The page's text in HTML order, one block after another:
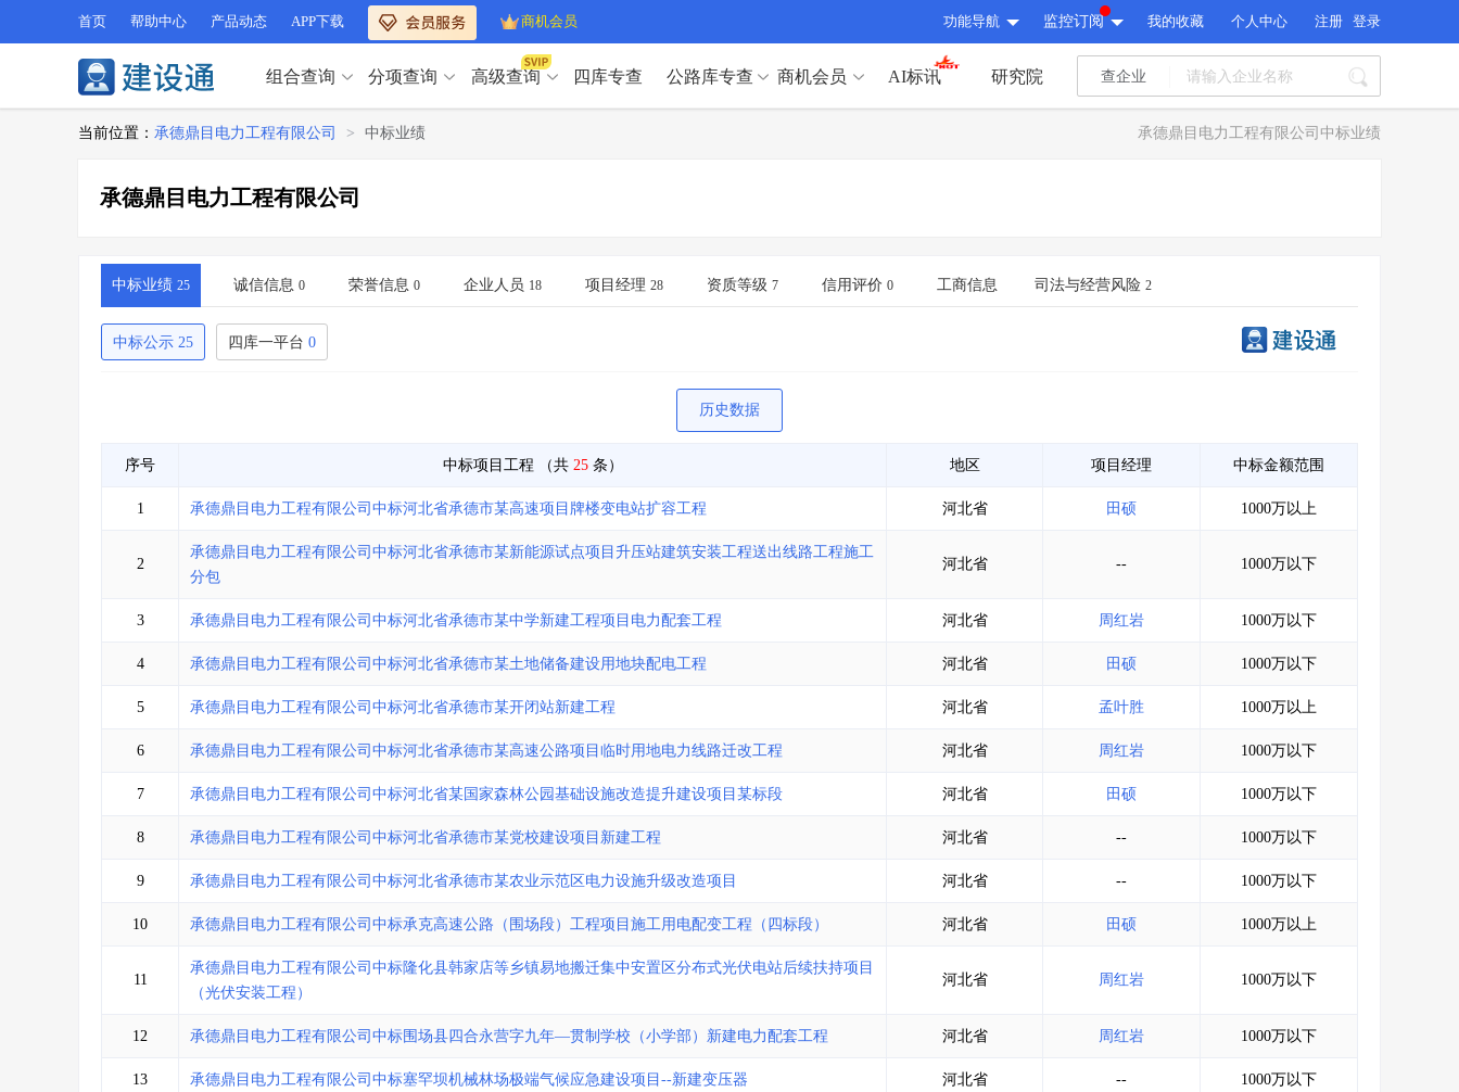
首页 帮助中心 产品动态 APP下载 商机会员 功能导航 监控订阅 我的收藏 个人中心 注册 登录
分项查询（VIP）
查资质
查人员>
查荣誉
> 查诚信 >
招标信息 > 组合查询 >
行业 / 地区专查
组合查询-广州
> 建企舆情
政策规划> 招投标规则>
项目商机
拟建项目审批
研究报告
API接口> 市场经营AI云平台>
人脉服务
>
组合查询 分项查询 高级查询 四库专查 公路库专查 商机会员 AI标讯 研究院 查企业
查荣誉> 查诚信>
项目经理> 信用评价>
招标信息> 组合查询
四库专查>
下浮率
技术负责人/专职安全员C证
查业主> 项目分类筛选>
土地交易> 省市重点项目>
建设通大数据研究院
会员服务
当前位置： 承德鼎目电力工程有限公司 > 中标业绩 承德鼎目电力工程有限公司中标业绩
承德鼎目电力工程有限公司
中标业绩 25 诚信信息 0 荣誉信息 0 企业人员 18 项目经理 28 资质等级 7 信用评价 0 工商信息 司法与经营风险 2
中标公示 25 四库一平台 0
历史数据
序号 中标项目工程 （共 25条） 地区 项目经理 中标金额范围
1 承德鼎目电力工程有限公司中标河北省承德市某高速项目牌楼变电站扩容工程 河北省 田硕 1000万以上
2
承德鼎目电力工程有限公司中标河北省承德市某新能源试点项目升压站建筑安装工程送出线路工程施工
分包
河北省 -- 1000万以下
3 承德鼎目电力工程有限公司中标河北省承德市某中学新建工程项目电力配套工程 河北省 周红岩 1000万以下
4 承德鼎目电力工程有限公司中标河北省承德市某土地储备建设用地块配电工程 河北省 田硕 1000万以下
5 承德鼎目电力工程有限公司中标河北省承德市某开闭站新建工程 河北省 孟叶胜 1000万以上
6 承德鼎目电力工程有限公司中标河北省承德市某高速公路项目临时用地电力线路迁改工程 河北省 周红岩 1000万以下
7 承德鼎目电力工程有限公司中标河北省某国家森林公园基础设施改造提升建设项目某标段 河北省 田硕 1000万以下
8 承德鼎目电力工程有限公司中标河北省承德市某党校建设项目新建工程 河北省 -- 1000万以下
9 承德鼎目电力工程有限公司中标河北省承德市某农业示范区电力设施升级改造项目 河北省 -- 1000万以下
10 承德鼎目电力工程有限公司中标承克高速公路（围场段）工程项目施工用电配变工程（四标段） 河北省 田硕 1000万以上
11
承德鼎目电力工程有限公司中标隆化县韩家店等乡镇易地搬迁集中安置区分布式光伏电站后续扶持项目
（光伏安装工程）
河北省 周红岩 1000万以下
12 承德鼎目电力工程有限公司中标围场县四合永营字九年—贯制学校（小学部）新建电力配套工程 河北省 周红岩 1000万以下
13 承德鼎目电力工程有限公司中标塞罕坝机械林场极端气候应急建设项目--新建变压器 河北省 -- 1000万以下